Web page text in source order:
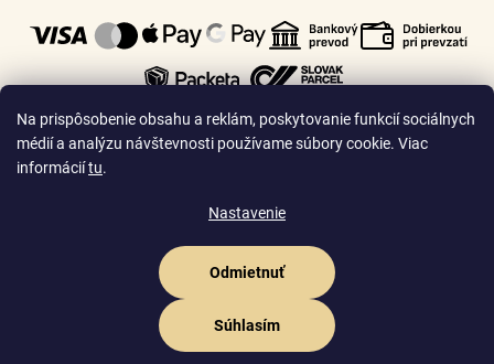
Na prispôsobenie obsahu a reklám, poskytovanie funkcií sociálnych
médií a analýzu návštevnosti používame súbory cookie. Viac
informáciítu.
Nastavenie
Odmietnuť
Súhlasím
Vytvoril Shoptet Premium
Goldhair.sk . Všetky práva vyhradené.